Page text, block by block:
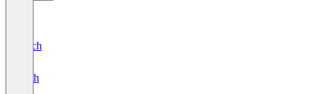
Deutsch
English